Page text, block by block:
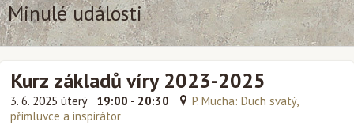
Minulé události
Kurz základů víry 2023-2025
3. 6. 2025 úterý 19:00 - 20:30
P. Mucha: Duch svatý,
přímluvce a inspirátor